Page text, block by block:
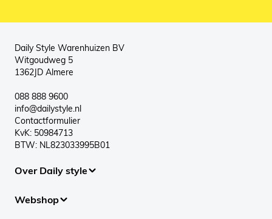
Daily Style Warenhuizen BV
Witgoudweg 5
1362JD Almere
088 888 9600
info@dailystyle.nl
Contactformulier
KvK: 50984713
BTW: NL823033995B01
Over Daily style
Webshop